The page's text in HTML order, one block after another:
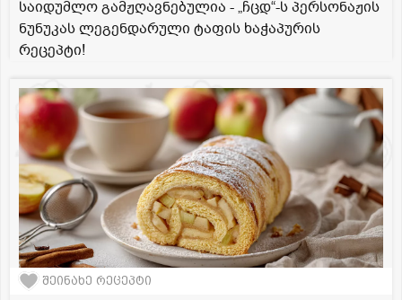
საიდუმლო გამჟღავნებულია - „ჩცდ“-ს პერსონაჟის
ნუნუკას ლეგენდარული ტაფის ხაჭაპურის
რეცეპტი!
შეინახე რეცეპტი